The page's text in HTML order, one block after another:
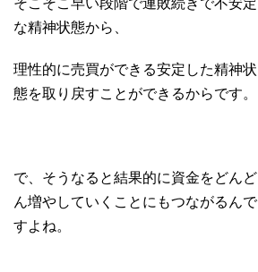
そこそこ早い段階で連敗続きで不安定
な精神状態から、
理性的に売買ができる安定した精神状
態を取り戻すことができるからです。
で、そうなると結果的に資金をどんど
ん増やしていくことにもつながるんで
すよね。